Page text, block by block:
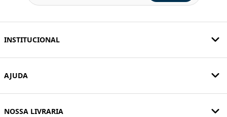
INSTITUCIONAL
AJUDA
NOSSA LIVRARIA